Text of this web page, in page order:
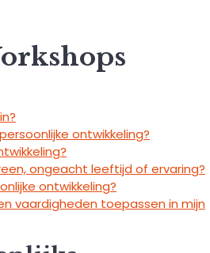
ontwikkeling?
ongeacht leeftijd of ervaring?
ontwikkeling?
vaardigheden toepassen in mijn